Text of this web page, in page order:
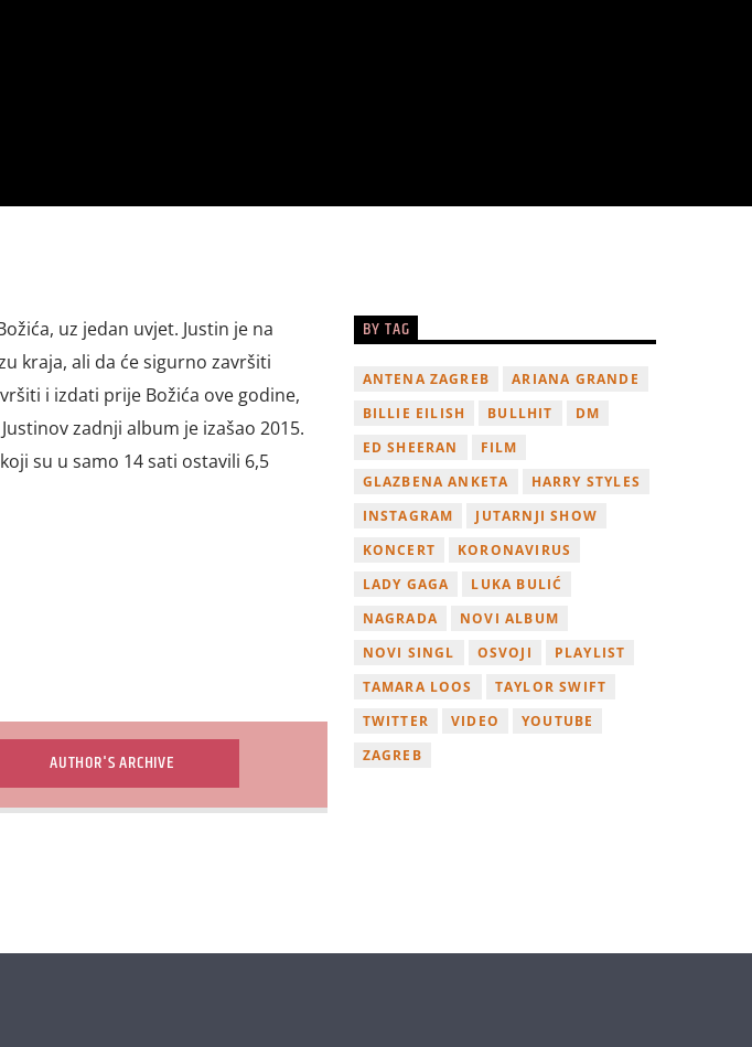
uz jedan uvjet. Justin je na
kraja, ali da će sigurno završiti
i izdati prije Božića ove godine,
zadnji album je izašao 2015.
su u samo 14 sati ostavili 6,5
AUTHOR'S ARCHIVE
BY TAG
ANTENA ZAGREB
ARIANA GRANDE
BILLIE EILISH
BULLHIT
DM
ED SHEERAN
FILM
GLAZBENA ANKETA
HARRY STYLES
INSTAGRAM
JUTARNJI SHOW
KONCERT
KORONAVIRUS
LADY GAGA
LUKA BULIĆ
NAGRADA
NOVI ALBUM
NOVI SINGL
OSVOJI
PLAYLIST
TAMARA LOOS
TAYLOR SWIFT
TWITTER
VIDEO
YOUTUBE
ZAGREB